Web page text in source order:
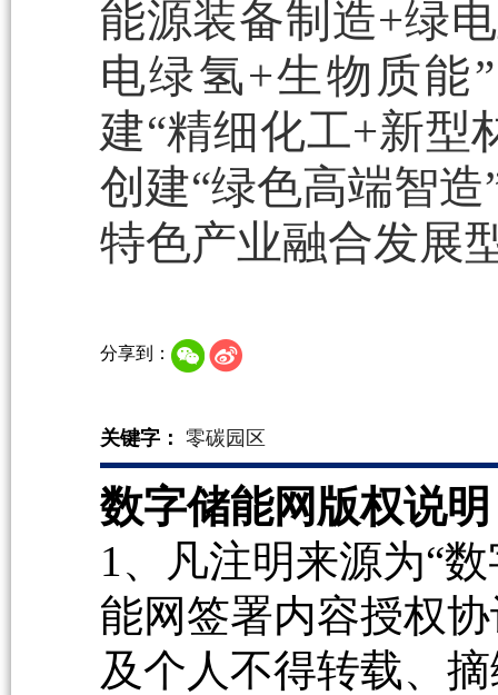
能源装备制造+绿
电绿氢+生物质能
建“精细化工+新型
创建“绿色高端智
特色产业融合发展
分享到：
关键字： 零碳园区
数字储能网版权说
1、凡注明来源为“
能网签署内容授权
及个人不得转载、